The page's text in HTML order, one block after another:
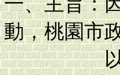
動，桃園市
以趣味的